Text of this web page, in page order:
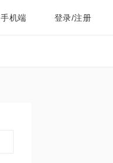
手机端 登录/注册